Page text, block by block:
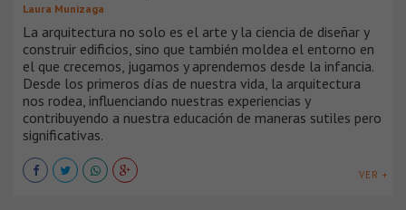
Laura Munizaga
La arquitectura no solo es el arte y la ciencia de diseñar y
construir edificios, sino que también moldea el entorno en
el que crecemos, jugamos y aprendemos desde la infancia.
Desde los primeros días de nuestra vida, la arquitectura
nos rodea, influenciando nuestras experiencias y
contribuyendo a nuestra educación de maneras sutiles pero
significativas.
VER +